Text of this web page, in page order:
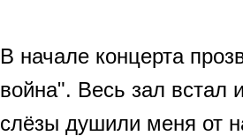
В начале концерта
война". Весь зал встал
слёзы душили меня от